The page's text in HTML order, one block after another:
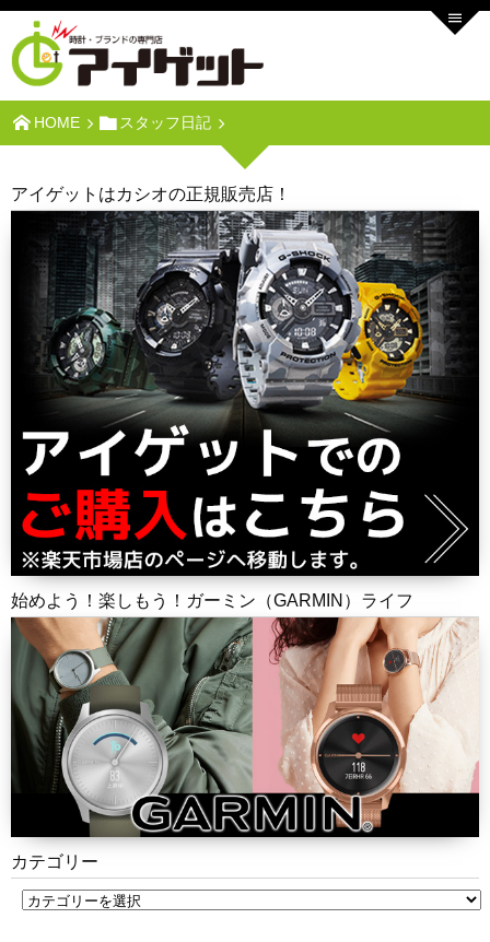
HOME スタッフ日記
アイゲットはカシオの正規販売店！
始めよう！楽しもう！ガーミン（GARMIN）ライフ
カテゴリー